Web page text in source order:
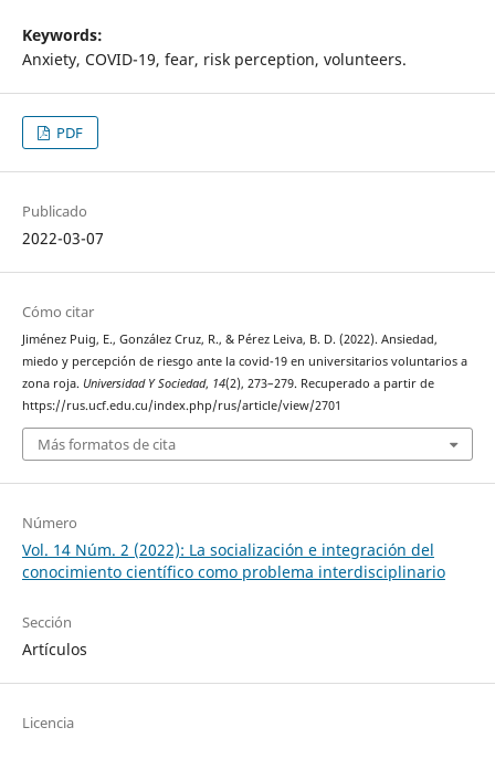
Keywords:
Anxiety, COVID-19, fear, risk perception, volunteers.
PDF
Publicado
2022-03-07
Cómo citar
Jiménez Puig, E., González Cruz, R., & Pérez Leiva, B. D. (2022). Ansiedad,
miedo y percepción de riesgo ante la covid-19 en universitarios voluntarios a
zona roja. Universidad Y Sociedad, 14(2), 273–279. Recuperado a partir de
https://rus.ucf.edu.cu/index.php/rus/article/view/2701
Más formatos de cita
Número
Vol. 14 Núm. 2 (2022): La socialización e integración del
conocimiento científico como problema interdisciplinario
Sección
Artículos
Licencia